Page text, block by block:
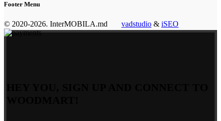
Footer Menu
© 2020-2026. InterMOBILA.md vadstudio & iSEO